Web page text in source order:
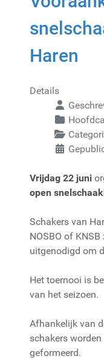
Haren
Details
Vrijdag 22 juni
open
Schakers van
NOSBO of
uitgenodigd om
Het toernooi is
van het seizoen.
Afhankelijk van
schakers
geformeerd.